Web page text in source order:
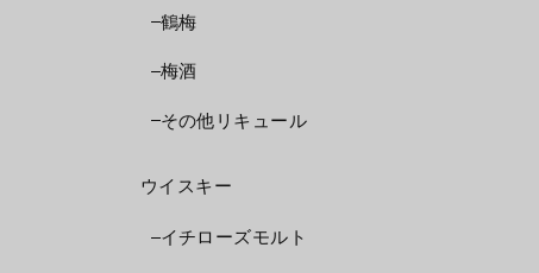
鶴梅
梅酒
その他リキュール
ウイスキー
イチローズモルト